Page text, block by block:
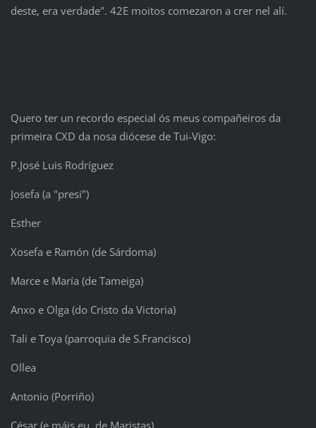
deste, era verdade". 42E moitos comezaron a crer nel alí.
Quero ter un recordo especial ós meus compañeiros da
primeira CXD da nosa diócese de Tui-Vigo:
P.José Luis Rodríguez
Josefa (a "presi")
Esther
Xosefa e Ramón (de Sárdoma)
Marce e María (de Tameiga)
Anxo e Olga (do Cristo da Victoria)
Tali e Toya (parroquia de S.Francisco)
Ollea
Antonio (Porriño)